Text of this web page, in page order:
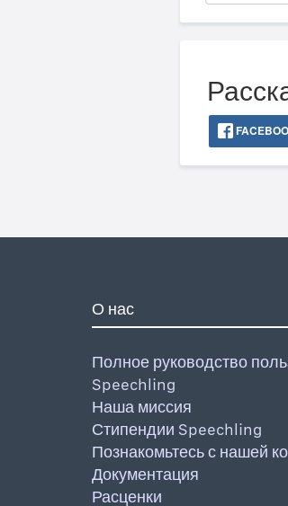
О нас
Полное руководство
Speechling
Наша миссия
Стипендии Speechling
Познакомьтесь с нашей
Документация
Расценки